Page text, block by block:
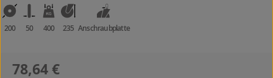
200 50 400 235 Anschraubplatte
Regulärer Preis:
78,64 €